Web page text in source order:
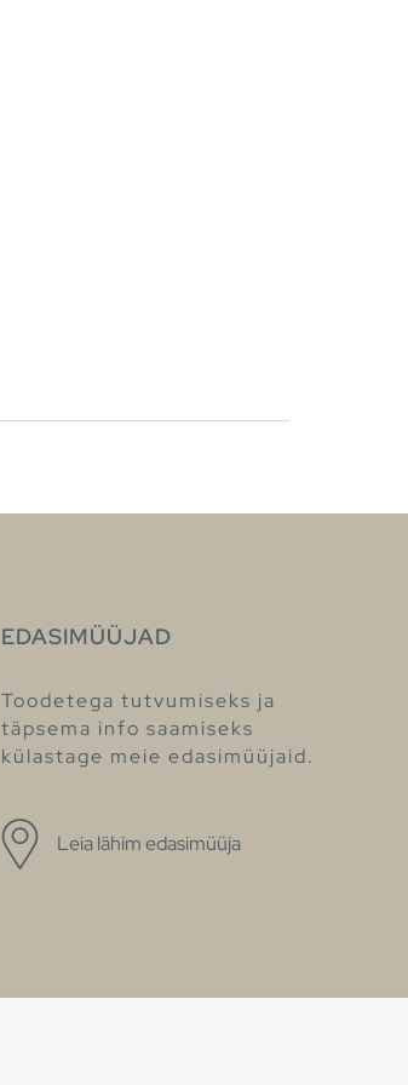
EDASIMÜÜJAD
Toodetega tutvumiseks ja
täpsema info saamiseks
külastage meie edasimüüjaid.
Leia lähim edasimüüja